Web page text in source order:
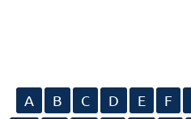
A B C D E F